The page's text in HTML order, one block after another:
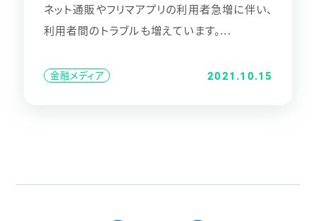
ネット通販やフリマアプリの利用者急増に伴い、
利用者間のトラブルも増えています。...
金融メディア 2021.10.15